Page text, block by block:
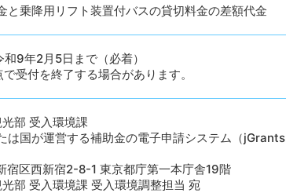
と乗降用リフト装置付バスの貸切料金の差額代金
9年2月5日まで（必着）
受付を終了する場合があります。
部 受入環境課
は国が運営する補助金の電子申請システム（
宿区西新宿2-8-1 東京都庁第一本庁舎19階
部 受入環境課 受入環境調整担当 宛